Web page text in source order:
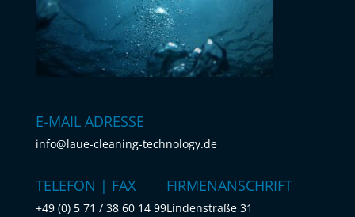
E-MAIL ADRESSE
info@laue-cleaning-technology.de
TELEFON | FAX
+49 (0) 5 71 / 38 60 14 99
FIRMENANSCHRIFT
Lindenstraße 31